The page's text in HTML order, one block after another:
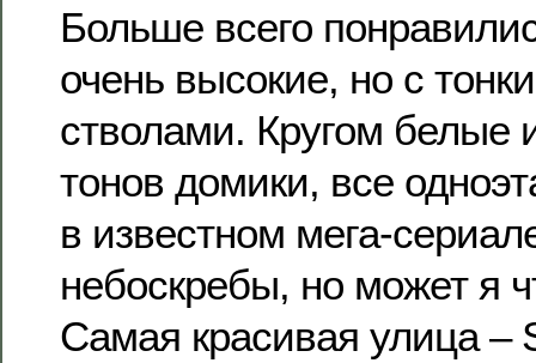
Больше всего
очень высокие, но с
стволами. Кругом белые
тонов домики, все
в известном мега-
небоскребы, но может я
Самая красивая улица –